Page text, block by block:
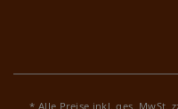
* Alle Preise inkl. ges. MwSt.